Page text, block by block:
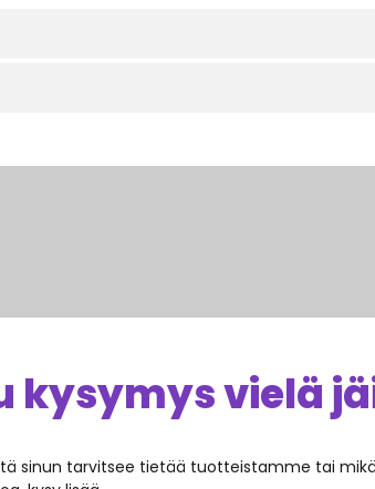
kysymys vielä
sinun tarvitsee tietää tuotteistamme tai